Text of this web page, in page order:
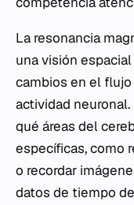
La resonancia
una visión
cambios en el
actividad
qué áreas del
específicas, como
o recordar
datos de tiempo